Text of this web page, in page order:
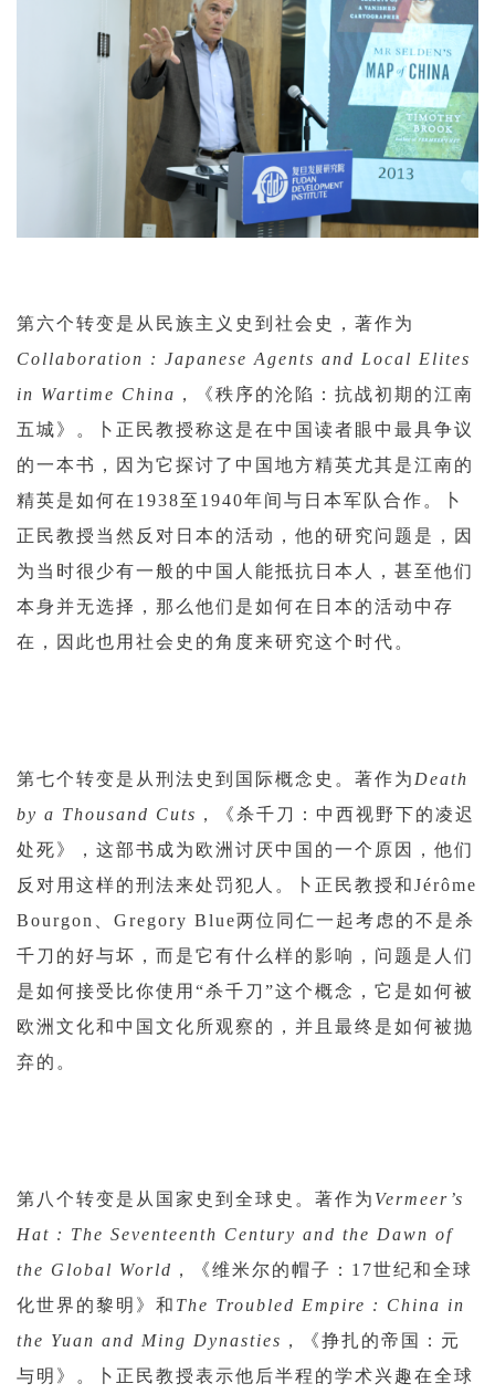
第六个转变是从民族主义史到社会史，著作为
Collaboration : Japanese Agents and Local Elites
in Wartime China ，《秩序的沦陷：抗战初期的江南
五城》。卜正民教授称这是在中国读者眼中最具争议
的一本书，因为它探讨了中国地方精英尤其是江南的
精英是如何在1938至1940年间与日本军队合作。卜
正民教授当然反对日本的活动，他的研究问题是，因
为当时很少有一般的中国人能抵抗日本人，甚至他们
本身并无选择，那么他们是如何在日本的活动中存
在，因此也用社会史的角度来研究这个时代。
第七个转变是从刑法史到国际概念史。著作为Death
by a Thousand Cuts ，《杀千刀：中西视野下的凌迟
处死》，这部书成为欧洲讨厌中国的一个原因，他们
反对用这样的刑法来处罚犯人。卜正民教授和Jérôme
Bourgon、Gregory Blue两位同仁一起考虑的不是杀
千刀的好与坏，而是它有什么样的影响，问题是人们
是如何接受比你使用“杀千刀”这个概念，它是如何被
欧洲文化和中国文化所观察的，并且最终是如何被抛
弃的。
第八个转变是从国家史到全球史。著作为 Vermeer’s
Hat : The Seventeenth Century and the Dawn of
the Global World ，《维米尔的帽子：17世纪和全球
化世界的黎明》和 The Troubled Empire : China in
the Yuan and Ming Dynasties ，《挣扎的帝国：元
与明》。卜正民教授表示他后半程的学术兴趣在全球